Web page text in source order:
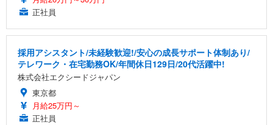
正社員
採用アシスタント/未経験歓迎!/安心の成長サポート体制あり/
テレワーク・在宅勤務OK/年間休日129日/20代活躍中!
株式会社エクシードジャパン
東京都
月給25万円～
正社員